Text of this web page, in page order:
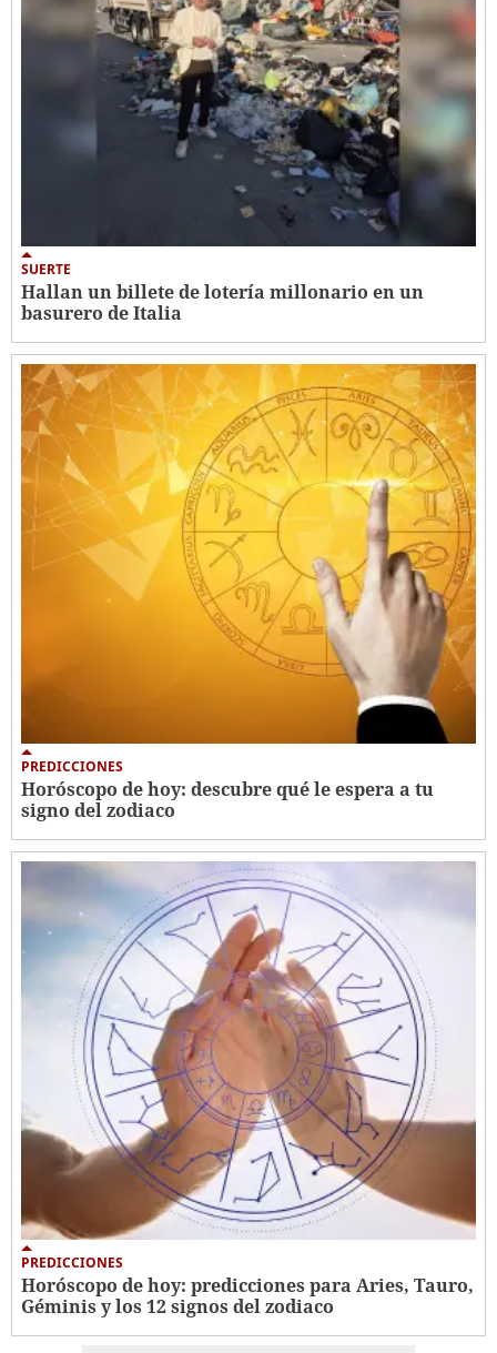
SUERTE
Hallan un billete de lotería millonario en un
basurero de Italia
PREDICCIONES
Horóscopo de hoy: descubre qué le espera a tu
signo del zodiaco
PREDICCIONES
Horóscopo de hoy: predicciones para Aries, Tauro,
Géminis y los 12 signos del zodiaco